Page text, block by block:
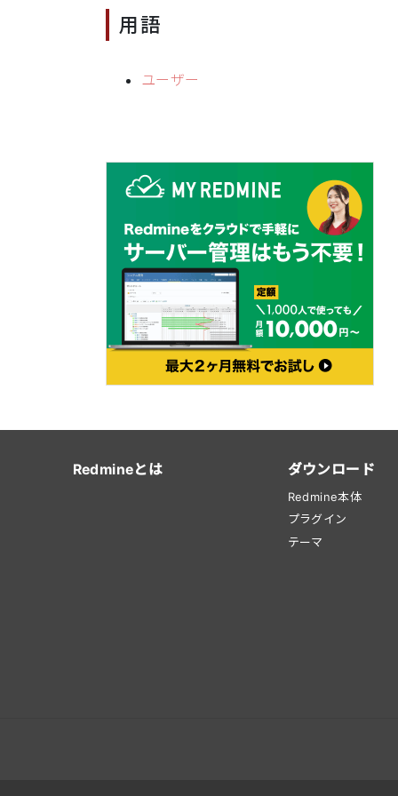
用語
ユーザー
Redmineとは ダウンロード
Redmine本体
プラグイン
テーマ